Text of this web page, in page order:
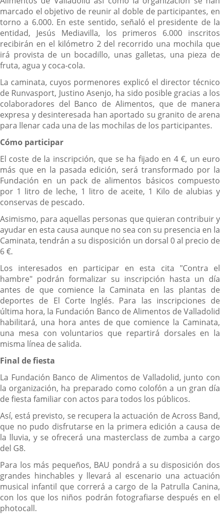
marcado el objetivo de reunir al doble de participantes, en
torno a 6.000. En este sentido, señaló el presidente de la
entidad, Jesús Mediavilla, los primeros 6.000 inscritos
recibirán en el kilómetro 2 del recorrido una mochila que
irá provista de un bocadillo, unas galletas, una pieza de
fruta, agua y coca-cola.
La caminata, cuyos pormenores explicó el director técnico
de Runvasport, Justino Asenjo, ha sido posible gracias a los
colaboradores del Banco de Alimentos, que de manera
expresa y desinteresada han aportado su granito de arena
para llenar cada una de las mochilas de los participantes.
Cómo participar
El coste de la inscripción, que se ha fijado en 4 €, un euro
más que en la pasada edición, será transformado por la
Fundación en un pack de alimentos básicos compuesto
por 1 litro de leche, 1 litro de aceite, 1 Kilo de alubias y
conservas de pescado.
Asimismo, para aquellas personas que quieran contribuir y
ayudar en esta causa aunque no sea con su presencia en la
Caminata, tendrán a su disposición un dorsal 0 al precio de
6 €.
Los interesados en participar en esta cita "Contra el
hambre" podrán formalizar su inscripción hasta un día
antes de que comience la Caminata en las plantas de
deportes de El Corte Inglés. Para las inscripciones de
última hora, la Fundación Banco de Alimentos de Valladolid
habilitará, una hora antes de que comience la Caminata,
una mesa con voluntarios que repartirá dorsales en la
misma línea de salida.
Final de fiesta
La Fundación Banco de Alimentos de Valladolid, junto con
la organización, ha preparado como colofón a un gran día
de fiesta familiar con actos para todos los públicos.
Así, está previsto, se recupera la actuación de Across Band,
que no pudo disfrutarse en la primera edición a causa de
la lluvia, y se ofrecerá una masterclass de zumba a cargo
del G8.
Para los más pequeños, BAU pondrá a su disposición dos
grandes hinchables y llevará al escenario una actuación
musical infantil que correrá a cargo de la Patrulla Canina,
con los que los niños podrán fotografiarse después en el
photocall.